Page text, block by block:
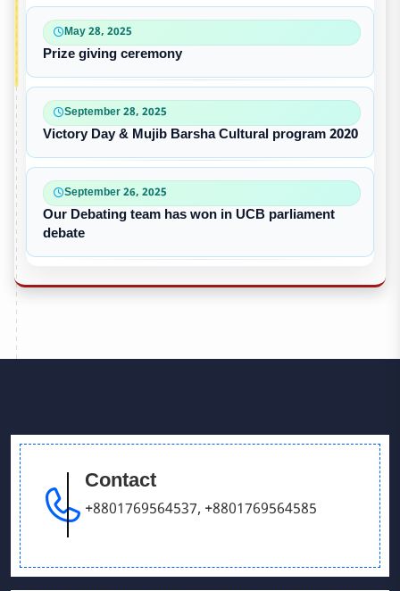
May 28, 2025
Prize giving ceremony
September 28, 2025
Victory Day & Mujib Barsha Cultural program 2020
September 26, 2025
Our Debating team has won in UCB parliament
debate
Contact
+8801769564537, +8801769564585